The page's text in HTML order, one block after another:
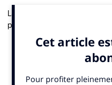
La campagne, intitulée «
preuve d’un humour à
est immédiat : la marque
l’imagerie antique pour se
de la restauration. Mais